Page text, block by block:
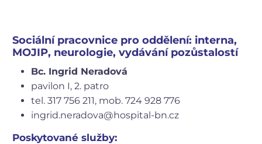
Sociální pracovnice pro oddělení: interna,
MOJIP, neurologie, vydávání pozůstalostí
Bc. Ingrid Neradová
pavilon I, 2. patro
tel. 317 756 211, mob. 724 928 776
ingrid.neradova@hospital-bn.cz
Poskytované služby: